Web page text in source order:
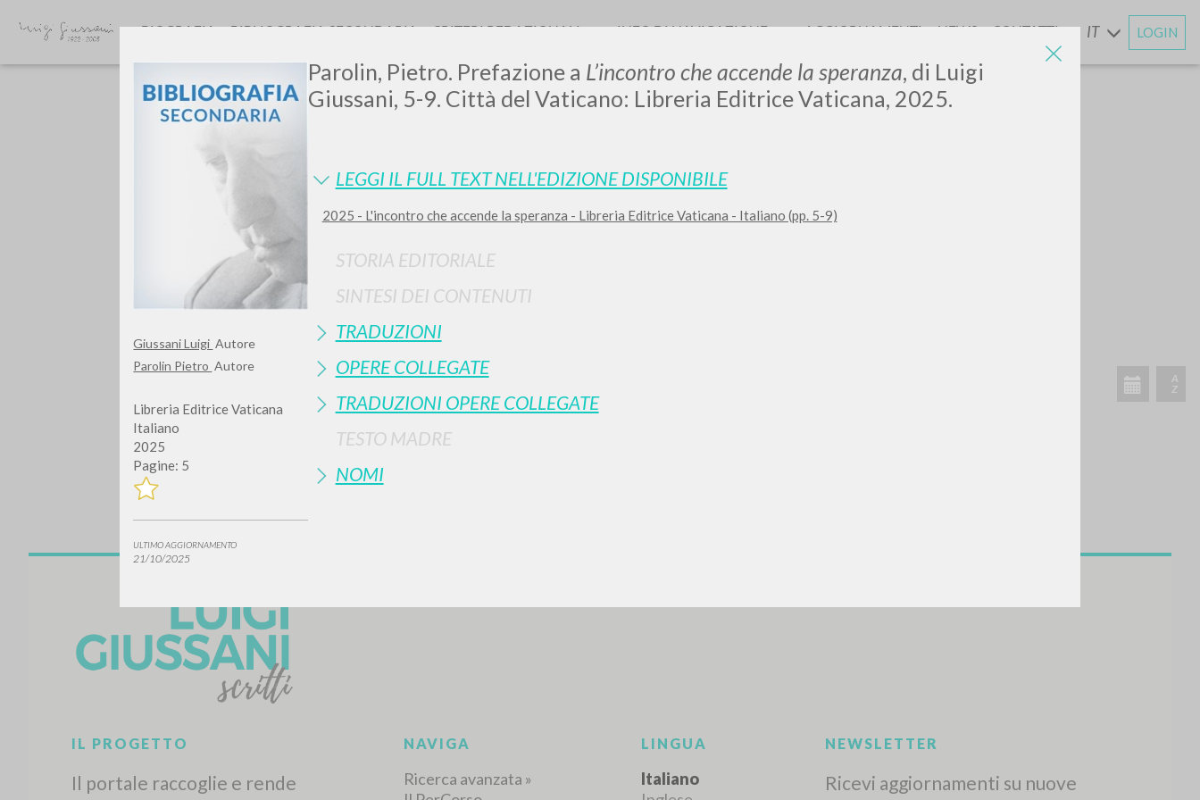
Giussani Luigi Autore
Parolin Pietro Autore
Libreria Editrice Vaticana
Italiano
2025
Pagine: 5
ULTIMO AGGIORNAMENTO
21/10/2025
Parolin, Pietro. Prefazione a L’incontro che accende la speranza, di Luigi
Giussani, 5-9. Città del Vaticano: Libreria Editrice Vaticana, 2025.
LEGGI IL FULL TEXT NELL'EDIZIONE DISPONIBILE
2025 - L'incontro che accende la speranza - Libreria Editrice Vaticana - Italiano (pp. 5-9)
STORIA EDITORIALE
SINTESI DEI CONTENUTI
TRADUZIONI
OPERE COLLEGATE
TRADUZIONI OPERE COLLEGATE
TESTO MADRE
NOMI
LUIGI
GIUSSANI
scritti
BIOGRAFIA BIBLIOGRAFIA SECONDARIA CRITERI REDAZIONALI INFO DI NAVIGAZIONE AGGIORNAMENTIENEWS CONTATTI IT LOGIN
TIPOLOGIA OPERA